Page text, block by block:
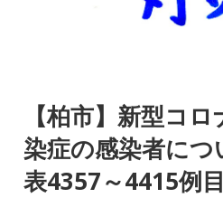
【柏市】新型コ
染症の感染者に
表4357～4415例目